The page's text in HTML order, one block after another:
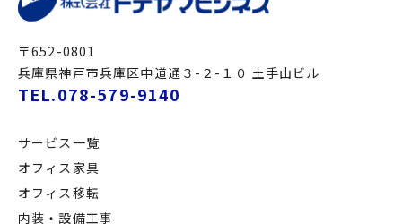
〒652-0801
兵庫県神戸市兵庫区中道通３-２-１０ 土手山ビル
TEL.078-579-9140
サービス一覧
オフィス家具
オフィス移転
内装・設備工事